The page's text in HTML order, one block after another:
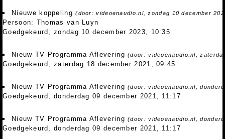
Nieuwe koppeling(door: videoenaudio.nl, zondag 10 december
Persoon: Thomas van Luyn
Goedgekeurd, zondag 10 december 2023, 10:35
Nieuw TV Programma Aflevering(door: videoenaudio.nl,
Goedgekeurd, zaterdag 18 december 2021, 09:45
Nieuw TV Programma Aflevering(door: videoenaudio.nl,
Goedgekeurd, donderdag 09 december 2021, 11:17
Nieuw TV Programma Aflevering(door: videoenaudio.nl,
Goedgekeurd, donderdag 09 december 2021, 11:17